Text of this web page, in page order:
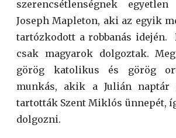
szerencsétlenségnek
Joseph Mapleton, aki az egyik
tartózkodott a robbanás idején.
csak magyarok dolgoztak.
görög katolikus és görög
munkás, akik a Julián naptár
tartották Szent Miklós ünnepét,
dolgozni.